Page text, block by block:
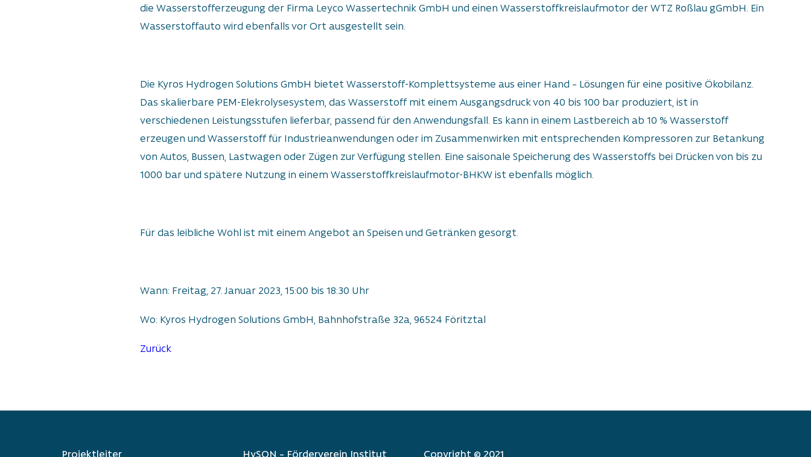
die Wasserstofferzeugung der Firma Leyco Wassertechnik GmbH und einen Wasserstoffkreislaufmotor der WTZ Roßlau gGmbH. Ein
Wasserstoffauto wird ebenfalls vor Ort ausgestellt sein.
Die Kyros Hydrogen Solutions GmbH bietet Wasserstoff-Komplettsysteme aus einer Hand – Lösungen für eine positive Ökobilanz.
Das skalierbare PEM-Elekrolysesystem, das Wasserstoff mit einem Ausgangsdruck von 40 bis 100 bar produziert, ist in
verschiedenen Leistungsstufen lieferbar, passend für den Anwendungsfall. Es kann in einem Lastbereich ab 10 % Wasserstoff
erzeugen und Wasserstoff für Industrieanwendungen oder im Zusammenwirken mit entsprechenden Kompressoren zur Betankung
von Autos, Bussen, Lastwagen oder Zügen zur Verfügung stellen. Eine saisonale Speicherung des Wasserstoffs bei Drücken von bis zu
1000 bar und spätere Nutzung in einem Wasserstoffkreislaufmotor-BHKW ist ebenfalls möglich.
Für das leibliche Wohl ist mit einem Angebot an Speisen und Getränken gesorgt.
Wann: Freitag, 27. Januar 2023, 15:00 bis 18:30 Uhr
Wo: Kyros Hydrogen Solutions GmbH, Bahnhofstraße 32a, 96524 Föritztal
Zurück
HySON – Förder­verein Institut
Projektleiter Copyright © 2021